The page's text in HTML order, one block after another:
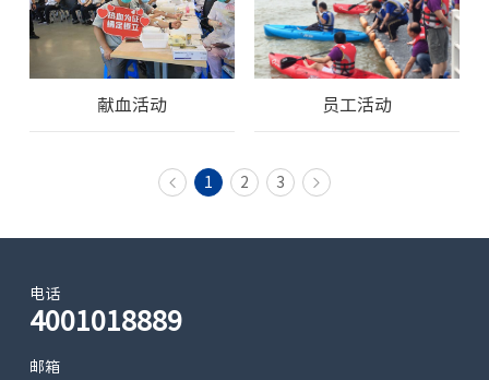
献血活动 员工活动
1 2 3
电话
4001018889
邮箱